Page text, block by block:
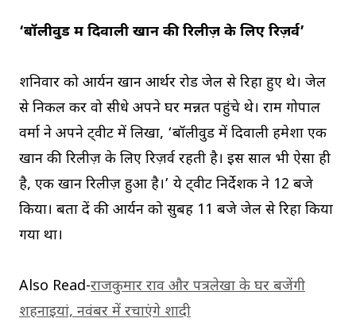
‘बॉलीवुड में दिवाली खान की रिलीज़ के लिए रिज़र्व’
शनिवार को आर्यन खान आर्थर रोड जेल से रिहा हुए थे। जेल
से निकल कर वो सीधे अपने घर मन्नत पहुंचे थे। राम गोपाल
वर्मा ने अपने ट्वीट में लिखा, ‘बॉलीवुड में दिवाली हमेशा एक
खान की रिलीज़ के लिए रिज़र्व रहती है। इस साल भी ऐसा ही
है, एक खान रिलीज़ हुआ है।’ ये ट्वीट निर्देशक ने 12 बजे
किया। बता दें की आर्यन को सुबह 11 बजे जेल से रिहा किया
गया था।
Also Read-राजकुमार राव और पत्रलेखा के घर बजेंगी
शहनाइयां, नवंबर में रचाएंगे शादी